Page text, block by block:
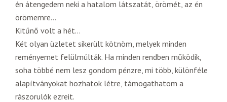
én átengedem neki a hatalom látszatát, örömét, az én
örömemre…
Kitűnő volt a hét…
Két olyan üzletet sikerült kötnöm, melyek minden
reményemet felülmúlták. Ha minden rendben működik,
soha többé nem lesz gondom pénzre, mi több, különféle
alapítványokat hozhatok létre, támogathatom a
rászorulók ezreit.